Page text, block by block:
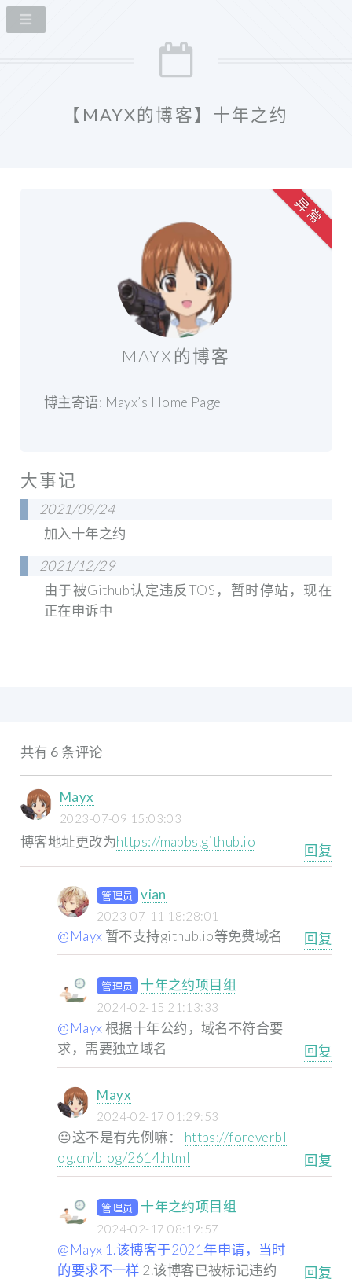
【MAYX的博客】十年之约
MAYX的博客
博主寄语: Mayx’s Home Page
异 常
大事记
2021/09/24
加入十年之约
2021/12/29
由于被Github认定违反TOS，暂时停站，现在
正在申诉中
共有 6 条评论
Mayx
2023-07-09 15:03:03
博客地址更改为https://mabbs.github.io
回复
管理员 vian
2023-07-11 18:28:01
@Mayx 暂不支持github.io等免费域名 回复
管理员 十年之约项目组
2024-02-15 21:13:33
@Mayx根据十年公约，域名不符合要
求，需要独立域名
回复
Mayx
2024-02-17 01:29:53
😐这不是有先例嘛： https://foreverbl
og.cn/blog/2614.html
回复
管理员 十年之约项目组
2024-02-17 08:19:57
@Mayx 1.该博客于2021年申请，当时
的要求不一样 2.该博客已被标记违约 回复